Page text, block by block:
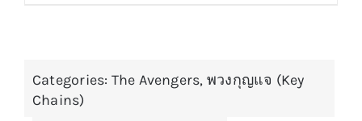
variants.
Categories: The Avengers, พวงกุญแจ (Key
Chains)